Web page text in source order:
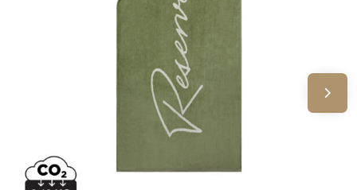
Zomergeschenken